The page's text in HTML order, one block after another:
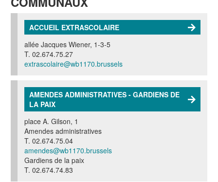
ACCUEIL EXTRASCOLAIRE
allée Jacques Wiener, 1-3-5
T. 02.674.75.27
extrascolaire@wb1170.brussels
AMENDES ADMINISTRATIVES - GARDIENS DE
LA PAIX
place A. Gilson, 1
Amendes administratives
T. 02.674.75.04
amendes@wb1170.brussels
Gardiens de la paix
T. 02.674.74.83